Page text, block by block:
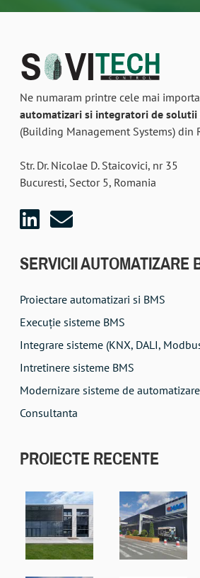
Ne numaram printre cele mai
automatizari si integratori de solutii
(Building Management Systems) din
Str. Dr. Nicolae D. Staicovici, nr 35
Bucuresti, Sector 5, Romania
SERVICII AUTOMATIZARE
Proiectare automatizari si BMS
Execuţie sisteme BMS
Integrare sisteme (KNX, DALI,
Intretinere sisteme BMS
Modernizare sisteme de
Consultanta
PROIECTE RECENTE